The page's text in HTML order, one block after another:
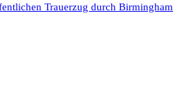
Trauerzug durch Birmingham